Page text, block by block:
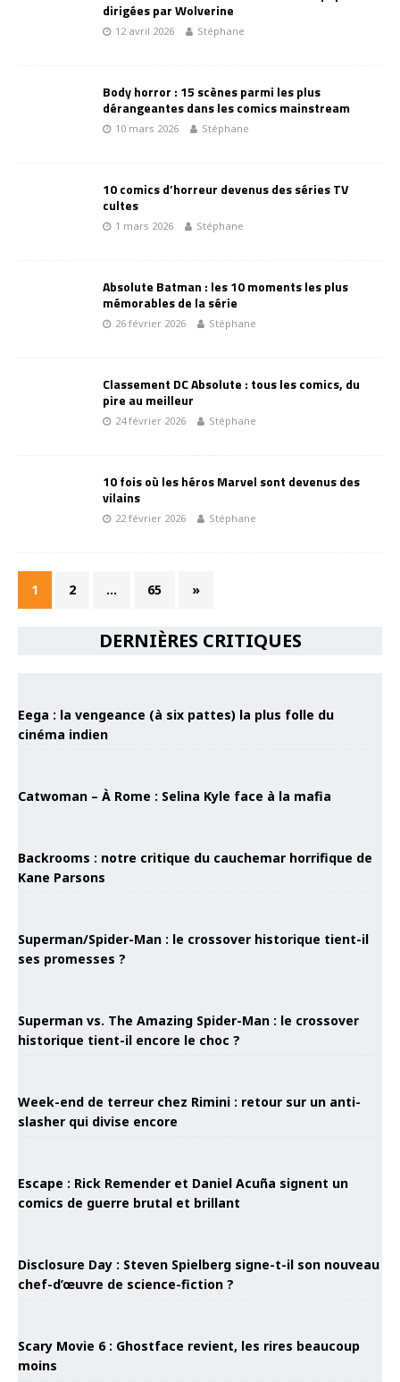
dirigées par Wolverine
12 avril 2026 Stéphane
Body horror : 15 scènes parmi les plus
dérangeantes dans les comics mainstream
10 mars 2026 Stéphane
10 comics d’horreur devenus des séries TV
cultes
1 mars 2026 Stéphane
Absolute Batman : les 10 moments les plus
mémorables de la série
26 février 2026 Stéphane
Classement DC Absolute : tous les comics, du
pire au meilleur
24 février 2026 Stéphane
10 fois où les héros Marvel sont devenus des
vilains
22 février 2026 Stéphane
1 2 … 65 »
DERNIÈRES CRITIQUES
Eega : la vengeance (à six pattes) la plus folle du
cinéma indien
Catwoman – À Rome : Selina Kyle face à la mafia
Backrooms : notre critique du cauchemar horrifique de
Kane Parsons
Superman/Spider-Man : le crossover historique tient-il
ses promesses ?
Superman vs. The Amazing Spider-Man : le crossover
historique tient-il encore le choc ?
Week-end de terreur chez Rimini : retour sur un anti-
slasher qui divise encore
Escape : Rick Remender et Daniel Acuña signent un
comics de guerre brutal et brillant
Disclosure Day : Steven Spielberg signe-t-il son nouveau
chef-d’œuvre de science-fiction ?
Scary Movie 6 : Ghostface revient, les rires beaucoup
moins